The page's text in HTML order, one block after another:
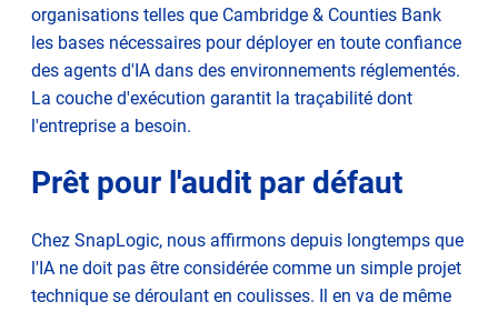
organisations telles que Cambridge & Counties Bank
les bases nécessaires pour déployer en toute confiance
des agents d'IA dans des environnements réglementés.
La couche d'exécution garantit la traçabilité dont
l'entreprise a besoin.
Prêt pour l'audit par défaut
Chez SnapLogic, nous affirmons depuis longtemps que
l'IA ne doit pas être considérée comme un simple projet
technique se déroulant en coulisses. Il en va de même